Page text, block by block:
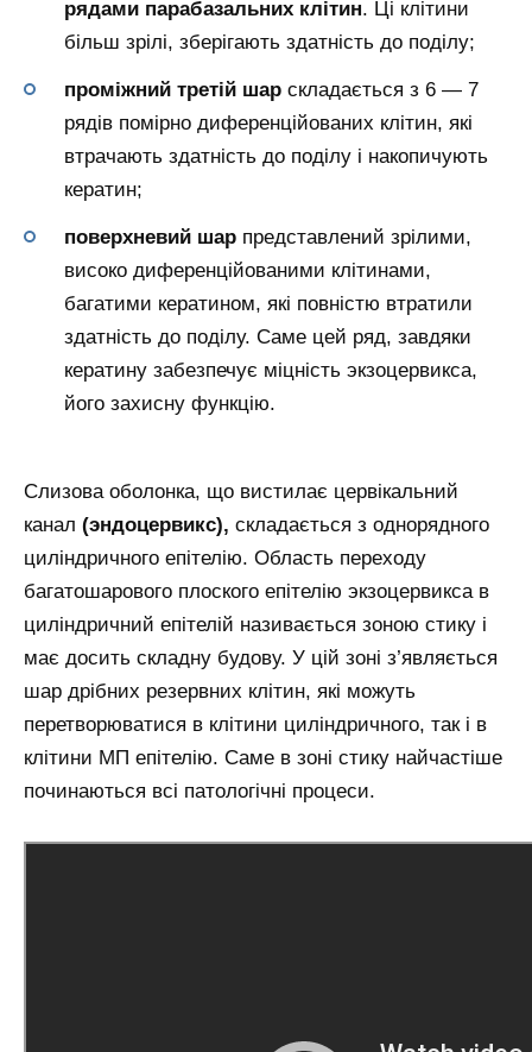
рядами парабазальних клітин. Ці клітини
більш зрілі, зберігають здатність до поділу;
проміжний третій шар складається з 6 — 7
рядів помірно диференційованих клітин, які
втрачають здатність до поділу і накопичують
кератин;
поверхневий шар представлений зрілими,
високо диференційованими клітинами,
багатими кератином, які повністю втратили
здатність до поділу. Саме цей ряд, завдяки
кератину забезпечує міцність экзоцервикса,
його захисну функцію.
Слизова оболонка, що вистилає цервікальний
канал (эндоцервикс), складається з однорядного
циліндричного епітелію. Область переходу
багатошарового плоского епітелію экзоцервикса в
циліндричний епітелій називається зоною стику і
має досить складну будову. У цій зоні з’являється
шар дрібних резервних клітин, які можуть
перетворюватися в клітини циліндричного, так і в
клітини МП епітелію. Саме в зоні стику найчастіше
починаються всі патологічні процеси.